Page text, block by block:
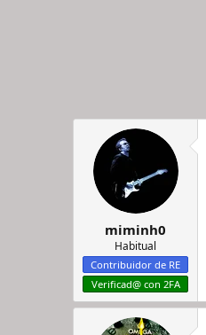
miminh0
Habitual
Contribuidor de RE
Verificad@ con 2FA